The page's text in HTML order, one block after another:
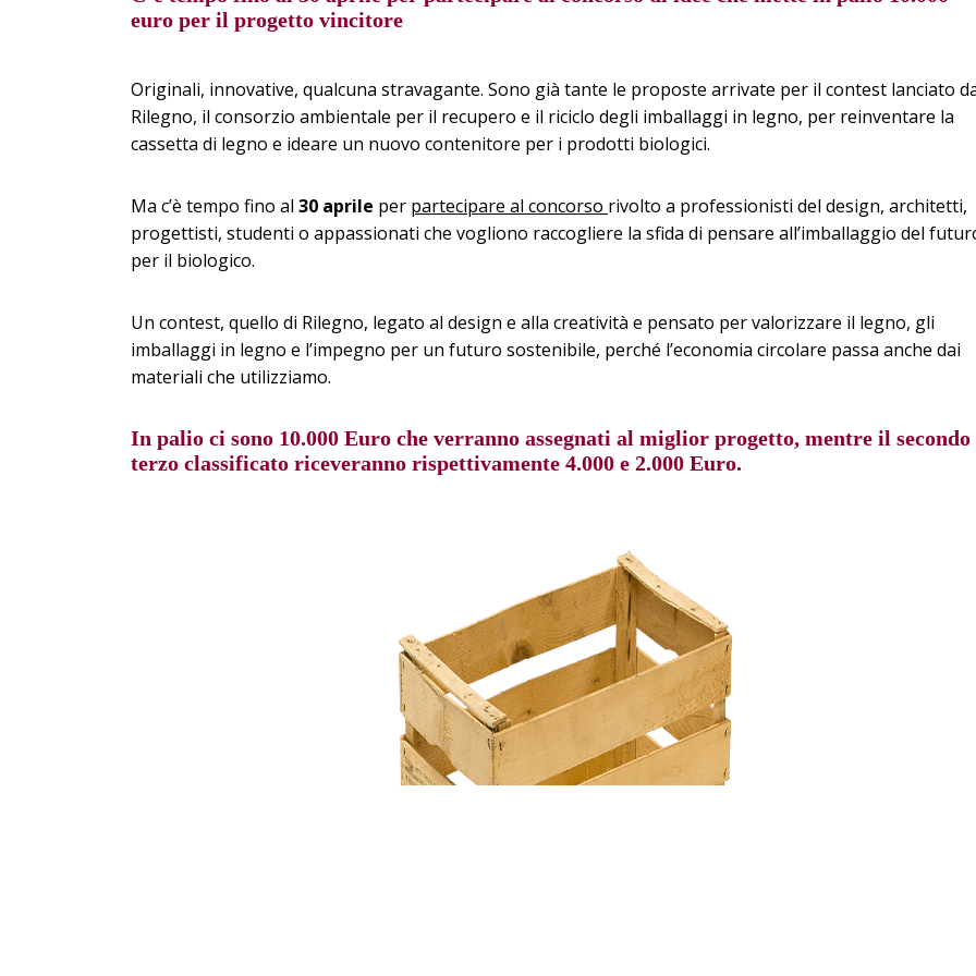
euro per il progetto vincitore
Originali, innovative, qualcuna stravagante. Sono già tante le proposte arrivate per il contest lanciato
Rilegno, il consorzio ambientale per il recupero e il riciclo degli imballaggi in legno, per reinventare la
cassetta di legno e ideare un nuovo contenitore per i prodotti biologici.
Ma c’è tempo fino al 30 aprile per partecipare al concorso rivolto a professionisti del design, architetti,
progettisti, studenti o appassionati che vogliono raccogliere la sfida di pensare all’imballaggio del
per il biologico.
Un contest, quello di Rilegno, legato al design e alla creatività e pensato per valorizzare il legno, gli
imballaggi in legno e l’impegno per un futuro sostenibile, perché l’economia circolare passa anche dai
materiali che utilizziamo.
In palio ci sono 10.000 Euro che verranno assegnati al miglior progetto, mentre il secondo
terzo classificato riceveranno rispettivamente 4.000 e 2.000 Euro.